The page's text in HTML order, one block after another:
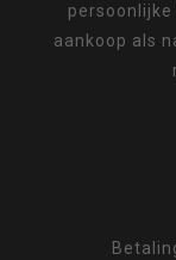
aankoop als